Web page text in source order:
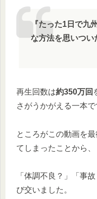
『たった1日で九
な方法を思いつい
再生回数は約350万回
さがうかがえる一本で
ところがこの動画を
てしまったことから、
「体調不良？」「事
び交いました。